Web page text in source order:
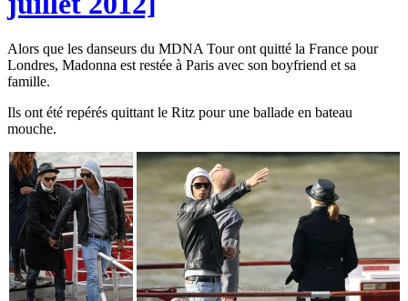
Alors que les danseurs du MDNA Tour ont quitté la France pour
Londres, Madonna est restée à Paris avec son boyfriend et sa
famille.
Ils ont été repérés quittant le Ritz pour une ballade en bateau
mouche.